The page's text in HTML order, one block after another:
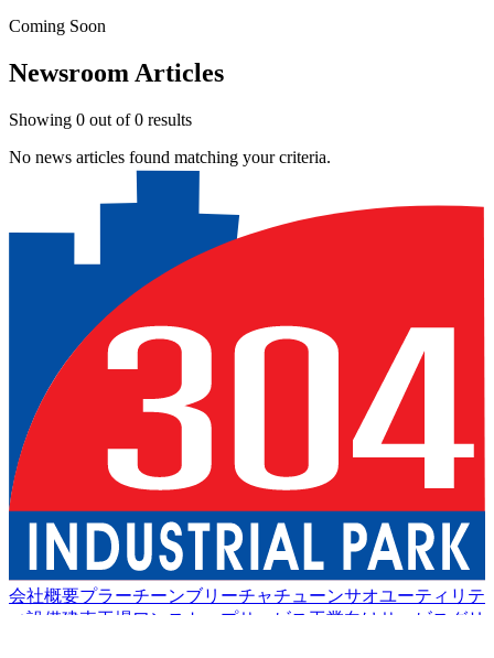
Coming Soon
Newsroom Articles
Showing 0 out of0 results
No news articles found matching your criteria.
会社概要プラーチーンブリーチャチューンサオユーティリテ
ィ設備建売工場 ワンストップサービス 工業向けサービス グリ